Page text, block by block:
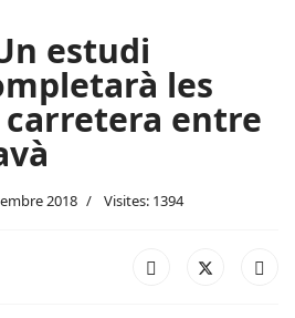
estudi
les
carretera entre
2018 Visites: 1394